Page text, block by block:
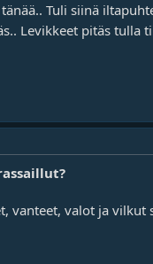
Tuli siinä
Levikkeet pitäs tulla
vanteet, valot ja